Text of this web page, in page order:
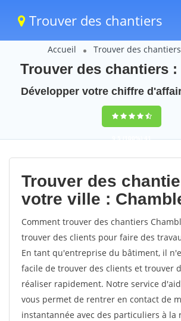
Trouver des chantiers
Accueil Trouver des
Trouver des chantiers
Développer votre chiffre
9,5(100%)41
votes
Trouver des
votre ville :
Comment trouver des chantiers
trouver des clients pour faire des
En tant qu'entreprise du bâtiment, il
facile de trouver des clients et trouver
réaliser rapidement. Notre service
vous permet de rentrer en contact de
instantannée avec des particuliers à la